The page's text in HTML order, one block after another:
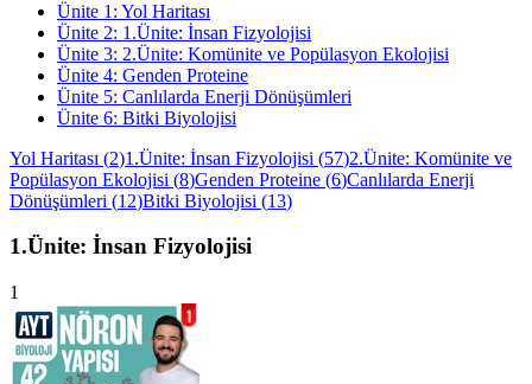
Ünite 1 : Yol Haritası
Ünite 2: 1.Ünite: İnsan Fizyolojisi
Ünite 3: 2.Ünite: Komünite ve Popülasyon Ekolojisi
Ünite 4: Genden Proteine
Ünite 5: Canlılarda Enerji Dönüşümleri
Ünite 6: Bitki Biyolojisi
Yol Haritası (2)1.Ünite: İnsan Fizyolojisi (57)2.Ünite: Komünite ve
Popülasyon Ekolojisi (8)Genden Proteine (6)Canlılarda Enerji
Dönüşümleri (12)Bitki Biyolojisi (13)
1.Ünite: İnsan Fizyolojisi
1